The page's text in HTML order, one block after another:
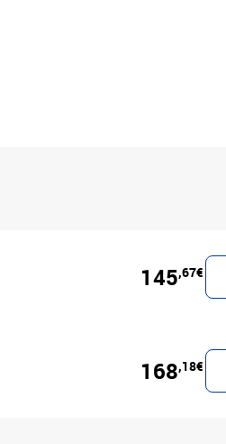
145,67€
168,18€